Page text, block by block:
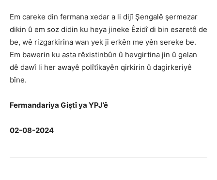
Em careke din fermana xedar a li dijî Şengalê şermezar
dikin û em soz didin ku heya jineke Êzidî di bin esaretê de
be, wê rizgarkirina wan yek ji erkên me yên sereke be.
Em bawerin ku asta rêxistinbûn û hevgirtina jin û gelan
dê dawî li her awayê polîtîkayên qirkirin û dagirkeriyê
bîne.
Fermandariya Giştî ya YPJ’ê
02-08-2024